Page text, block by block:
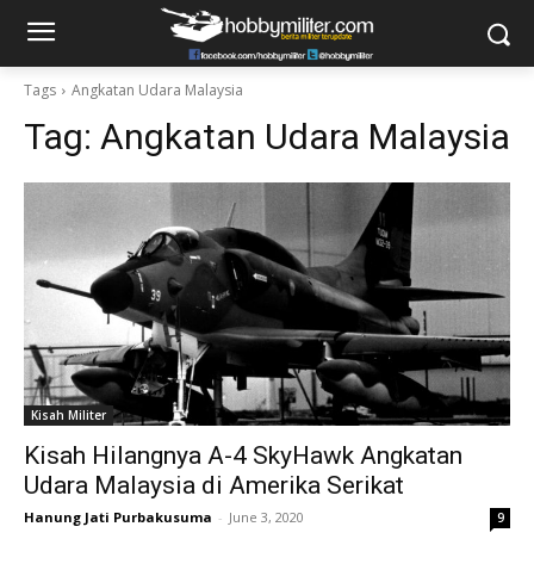
Tags Angkatan Udara Malaysia
Tag: Angkatan Udara Malaysia
Kisah Militer
Kisah Hilangnya A-4 SkyHawk Angkatan
Udara Malaysia di Amerika Serikat
Hanung Jati Purbakusuma - June 3, 2020 9